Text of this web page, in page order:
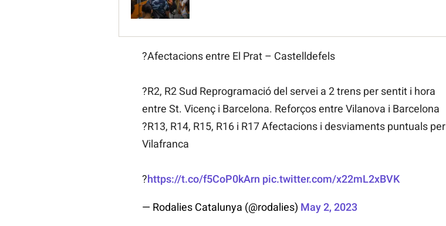
?Afectacions entre El Prat – Castelldefels
?R2, R2 Sud Reprogramació del servei a 2 trens per sentit i hora
entre St. Vicenç i Barcelona. Reforços entre Vilanova i Barcelona
?R13, R14, R15, R16 i R17 Afectacions i desviaments puntuals per
Vilafranca
?https://t.co/f5CoP0kArn pic.twitter.com/x22mL2xBVK
— Rodalies Catalunya (@rodalies) May 2, 2023